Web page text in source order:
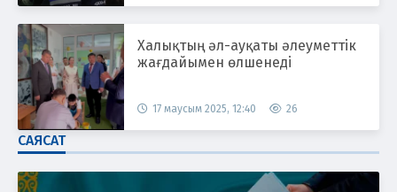
Халықтың әл-ауқаты әлеуметтік
жағдайымен өлшенеді
17 маусым 2025, 12:40 26
САЯСАТ